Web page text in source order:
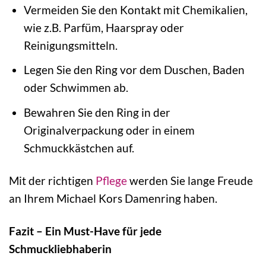
Vermeiden Sie den Kontakt mit Chemikalien,
wie z.B. Parfüm, Haarspray oder
Reinigungsmitteln.
Legen Sie den Ring vor dem Duschen, Baden
oder Schwimmen ab.
Bewahren Sie den Ring in der
Originalverpackung oder in einem
Schmuckkästchen auf.
Mit der richtigen Pflegewerden Sie lange Freude
an Ihrem Michael Kors Damenring haben.
Fazit – Ein Must-Have für jede
Schmuckliebhaberin